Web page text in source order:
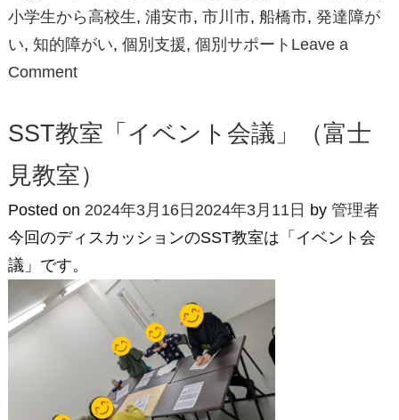
小学生から高校生, 浦安市, 市川市, 船橋市, 発達障が
い, 知的障がい, 個別支援, 個別サポート Leave a
Commenton
教
「イ
ベ
ン
ト
会
士
SST教室「イベント会議」（富士
見教室）
Posted on 2024年3月16日 2024年3月11日 by 管理者
今回のディスカッションのSST教室は「イベント会
議」です。